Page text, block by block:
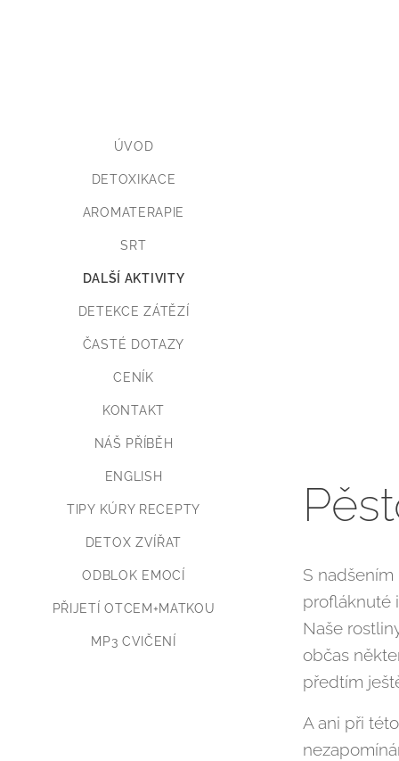
ÚVOD
DETOXIKACE
AROMATERAPIE
SRT
DALŠÍ AKTIVITY
DETEKCE ZÁTĚZÍ
ČASTÉ DOTAZY
CENÍK
KONTAKT
NÁŠ PŘÍBĚH
ENGLISH
TIPY KÚRY RECEPTY
DETOX ZVÍŘAT
ODBLOK EMOCÍ
PŘIJETÍ OTCEM+MATKOU
MP3 CVIČENÍ
S
profláknuté
Naše
občas
předtím
A ani při